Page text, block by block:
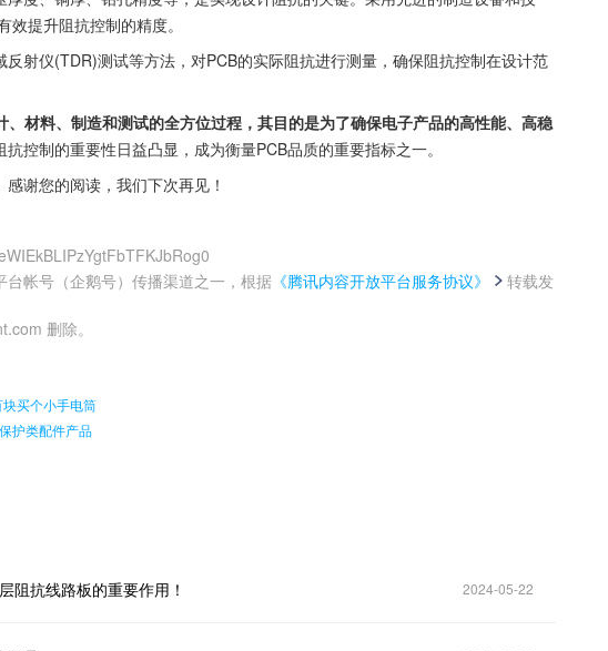
提升阻抗控制的精度。
反射仪(TDR)测试等方法，对PCB的实际阻抗进行测量，确保阻抗控制在设计范
材料、制造和测试的全方位过程，其目的是为了确保电子产品的高性能、高稳
控制的重要性日益凸显，成为衡量PCB品质的重要指标之一。
谢您的阅读，我们下次再见！
帐号（企鹅号）传播渠道之一，根据 《腾讯内容开放平台服务协议》
转载发
删除。
买个小手电筒
护类配件产品
阻抗线路板的重要作用！ 2024-05-22